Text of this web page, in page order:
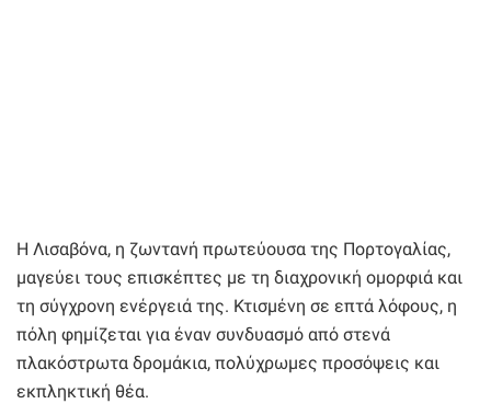
Η Λισαβόνα, η ζωντανή πρωτεύουσα της Πορτογαλίας,
μαγεύει τους επισκέπτες με τη διαχρονική ομορφιά και
τη σύγχρονη ενέργειά της. Κτισμένη σε επτά λόφους, η
πόλη φημίζεται για έναν συνδυασμό από στενά
πλακόστρωτα δρομάκια, πολύχρωμες προσόψεις και
εκπληκτική θέα.